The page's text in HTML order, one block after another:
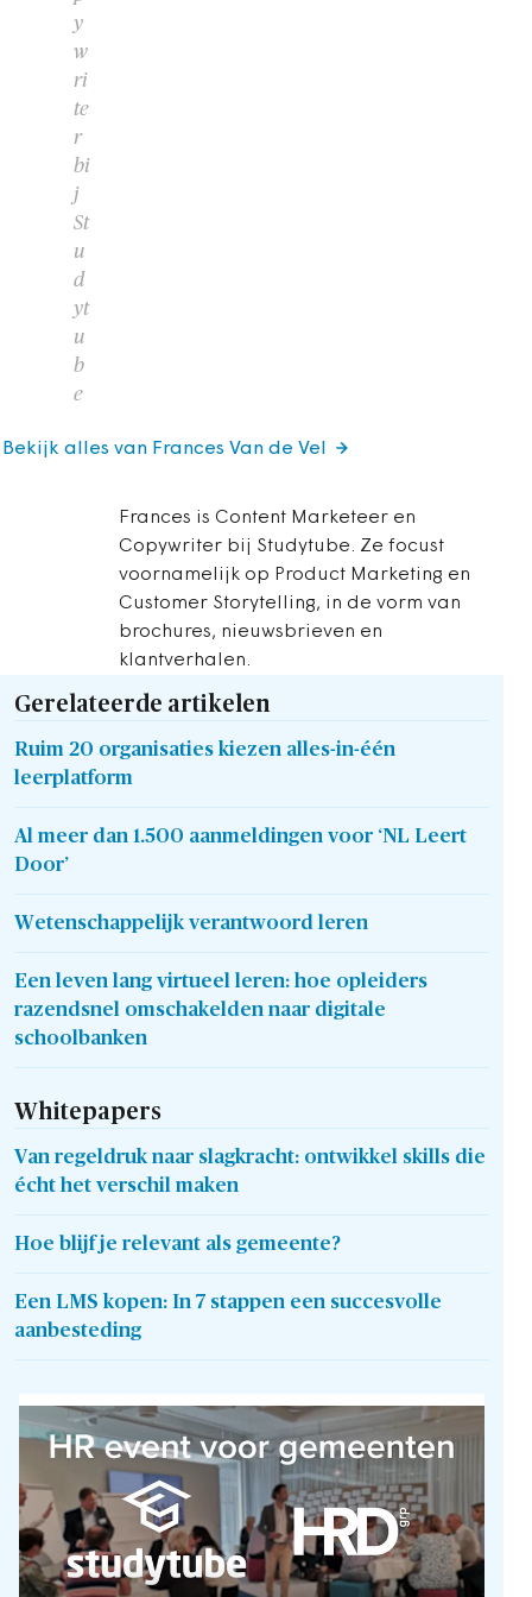
y
w
ri
te
r
bi
j
St
u
d
yt
u
b
e
Frances is Content Marketeer en
Copywriter bij Studytube. Ze focust
voornamelijk op Product Marketing en
Customer Storytelling, in de vorm van
brochures, nieuwsbrieven en
klantverhalen.
Bekijk alles van Frances Van de Vel
Gerelateerde artikelen
Ruim 20 organisaties kiezen alles-in-één
leerplatform
Al meer dan 1.500 aanmeldingen voor ‘NL Leert
Door’
Wetenschappelijk verantwoord leren
Een leven lang virtueel leren: hoe opleiders
razendsnel omschakelden naar digitale
schoolbanken
Whitepapers
Van regeldruk naar slagkracht: ontwikkel skills die
écht het verschil maken
Hoe blijf je relevant als gemeente?
Een LMS kopen: In 7 stappen een succesvolle
aanbesteding